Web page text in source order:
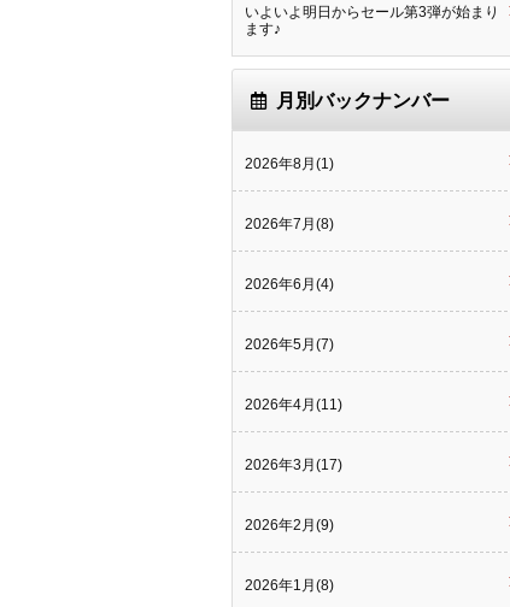
いよいよ明日からセール第3弾が始まり
ます♪
月別バックナンバー
2026年8月(1)
2026年7月(8)
2026年6月(4)
2026年5月(7)
2026年4月(11)
2026年3月(17)
2026年2月(9)
2026年1月(8)